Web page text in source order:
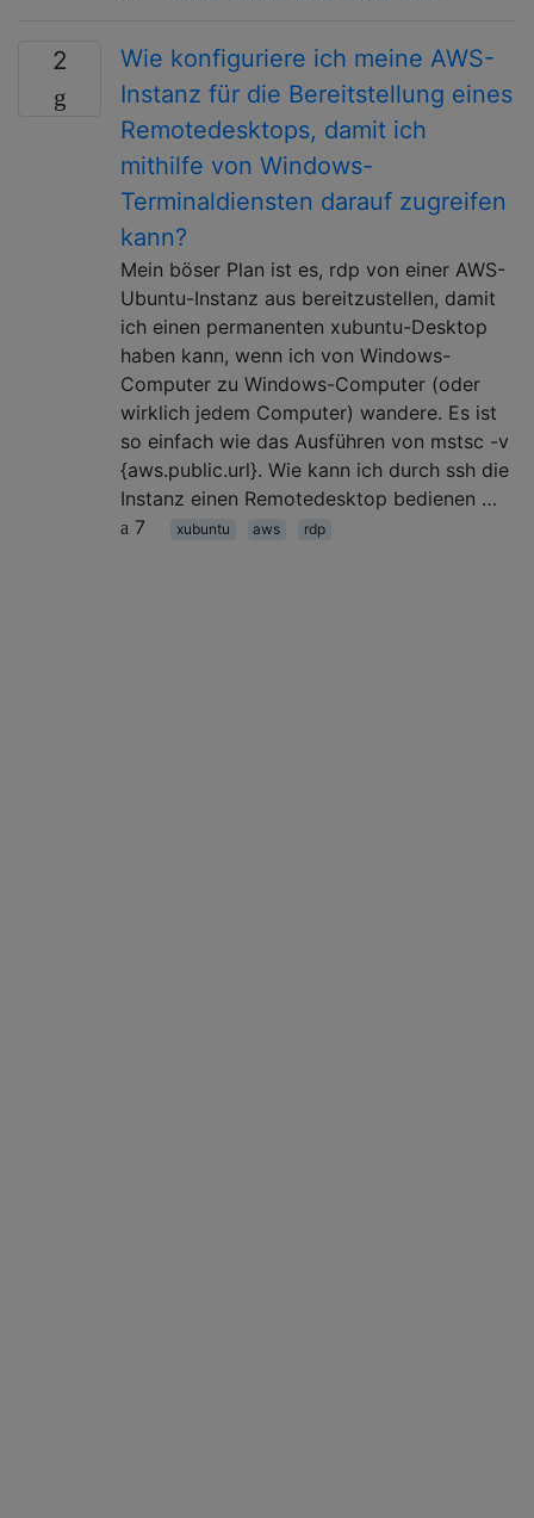
2
Wie konfiguriere ich meine AWS-
Instanz für die Bereitstellung eines
Remotedesktops, damit ich
mithilfe von Windows-
Terminaldiensten darauf zugreifen
kann?
Mein böser Plan ist es, rdp von einer AWS-
Ubuntu-Instanz aus bereitzustellen, damit
ich einen permanenten xubuntu-Desktop
haben kann, wenn ich von Windows-
Computer zu Windows-Computer (oder
wirklich jedem Computer) wandere. Es ist
so einfach wie das Ausführen von mstsc -v
{aws.public.url}. Wie kann ich durch ssh die
Instanz einen Remotedesktop bedienen …
7
xubuntu aws rdp